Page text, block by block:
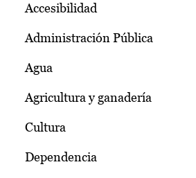
Accesibilidad
Administración Pública
Agua
Agricultura y ganadería
Cultura
Dependencia